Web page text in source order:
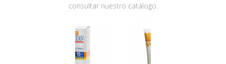
consultar nuestro catálogo.